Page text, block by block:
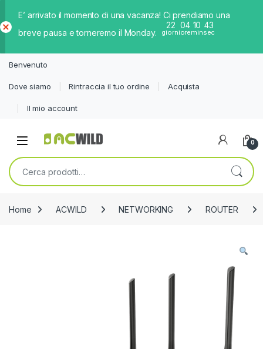
E’ arrivato il momento di una vacanza! Ci prendiamo una
breve pausa e torneremo il Monday.
22
giorni
04
ore
10
min
43
sec
iud
Benvenuto
Dove siamo Rintraccia il tuo ordine Acquista
Il mio account
0
Cerca:
Home ACWILD NETWORKING ROUTER